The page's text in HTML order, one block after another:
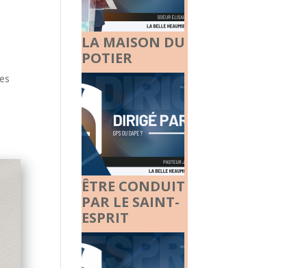
LA MAISON DU
POTIER
ÊTRE CONDUIT
PAR LE SAINT-
ESPRIT